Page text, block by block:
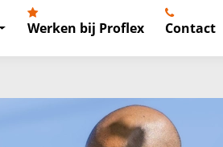
Werken bij Proflex Contact